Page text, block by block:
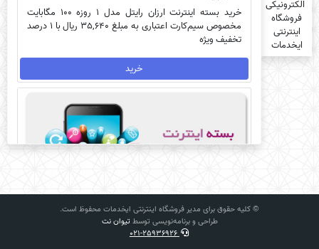
خرید بسته اینترنت ارزان رایتل مدل 1 روزه 100 مگابایت
مخصوص سیم‌کارت اعتباری به مبلغ 35,640 ریال با 1 درصد
تخفیف ویژه
خرید
© کلیه حقوق برای مدیر فروشگاه اینترنتی ایخدمات محفوظ است.
طراحی و برنامه‌نویسی توسط تیوان نت
021-25936926